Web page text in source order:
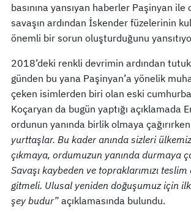
basınına yansıyan haberler Paşinyan ile
savaşın ardından İskender füzelerinin
önemli bir sorun oluşturduğunu
2018’deki renkli devrimin ardından
günden bu yana Paşinyan’a yönelik
çeken isimlerden biri olan eski
Koçaryan da bugün yaptığı açıklamada
ordunun yanında birlik olmaya
yurttaşlar. Bu kader anında sizleri
çıkmaya, ordumuzun yanında durmaya
Savaşı kaybeden ve topraklarımızı
gitmeli. Ulusal yeniden doğuşumuz için ilk
şey budur” açıklamasında bulundu.